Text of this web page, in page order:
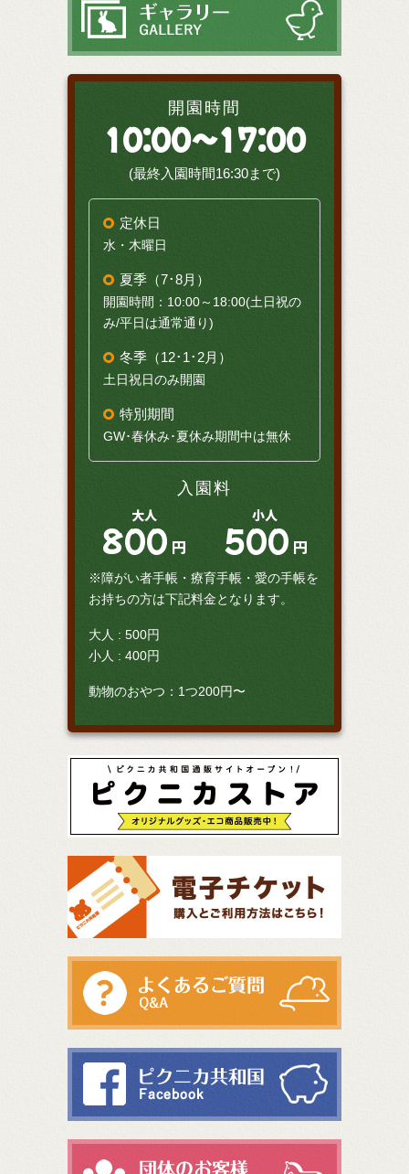
開園時間
10:00～17:00
(最終入園時間16:30まで)
定休日
水・木曜日
夏季（7･8月）
開園時間：10:00～18:00(土日祝の
み/平日は通常通り)
冬季（12･1･2月）
土日祝日のみ開園
特別期間
GW･春休み･夏休み期間中は無休
入園料
大人
800 円
小人
500 円
※障がい者手帳・療育手帳・愛の手帳を
お持ちの方は下記料金となります。
大人 : 500円
小人 : 400円
動物のおやつ：1つ200円〜